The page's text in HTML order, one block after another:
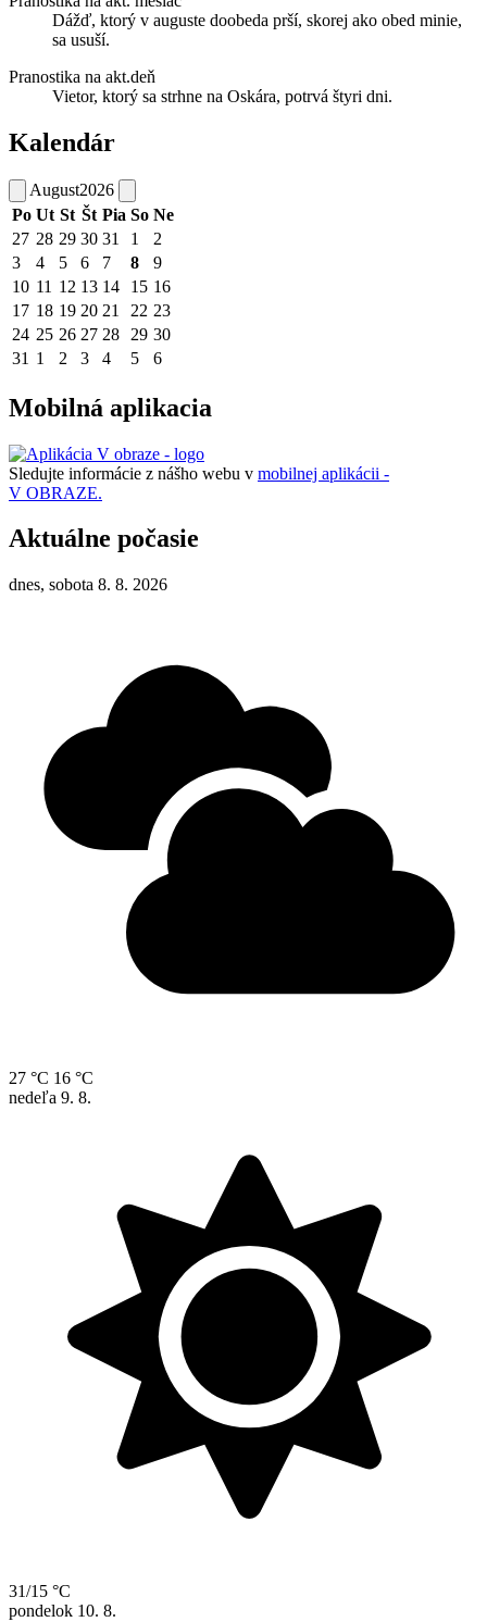
Dážď, ktorý v auguste doobeda prší, skorej ako obed minie,
sa usuší.
Pranostika na akt.deň
Vietor, ktorý sa strhne na Oskára, potrvá štyri dni.
Kalendár
August2026
Po Ut St Št Pia So Ne
27 28 29 30 31 1
2
3
4 5 6 7 8
9
10 11 12 13 14 15 16
17 18 19 20 21 22 23
24 25 26 27 28 29 30
31 1 2 3 4 5 6
Mobilná aplikacia
Sledujte informácie z nášho webu v mobilnej aplikácii -
V OBRAZE.
Aktuálne počasie
dnes, sobota 8. 8. 2026
27 °C 16 °C
nedeľa 9. 8.
31/15 °C
pondelok 10. 8.